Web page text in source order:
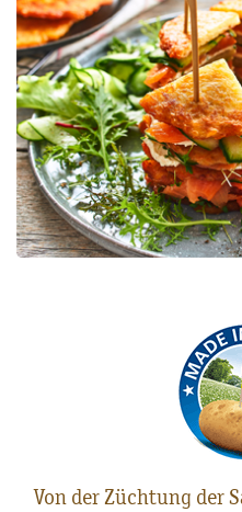
Von der Züchtung der